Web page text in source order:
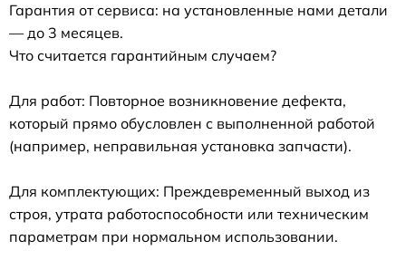
Гарантия от сервиса: на установленные нами детали
— до 3 месяцев.
Что считается гарантийным случаем?
Для работ: Повторное возникновение дефекта,
который прямо обусловлен с выполненной работой
(например, неправильная установка запчасти).
Для комплектующих: Преждевременный выход из
строя, утрата работоспособности или техническим
параметрам при нормальном использовании.